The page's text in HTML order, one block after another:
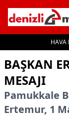
HAVA
BAŞKAN
MESAJI
Pamukkale
Ertemur, 1